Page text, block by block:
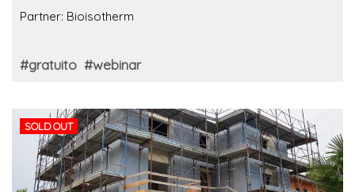
Partner: Bioisotherm
#gratuito #webinar
SOLD OUT